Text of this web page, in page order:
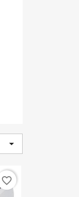

favorite_border